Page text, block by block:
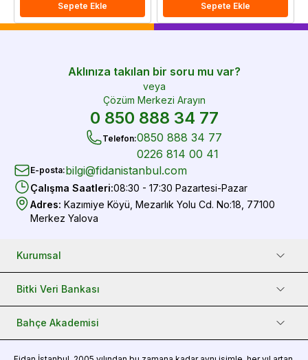
Sepete Ekle Sepete Ekle
Aklınıza takılan bir soru mu var?
veya
Çözüm Merkezi Arayın
0 850 888 34 77
Telefon:0850 888 34 77
0226 814 00 41
E-posta:bilgi@fidanistanbul.com
Çalışma Saatleri:08:30 - 17:30 Pazartesi-Pazar
Adres: Kazımiye Köyü, Mezarlık Yolu Cd. No:18, 77100
Merkez Yalova
Kurumsal
Bitki Veri Bankası
Bahçe Akademisi